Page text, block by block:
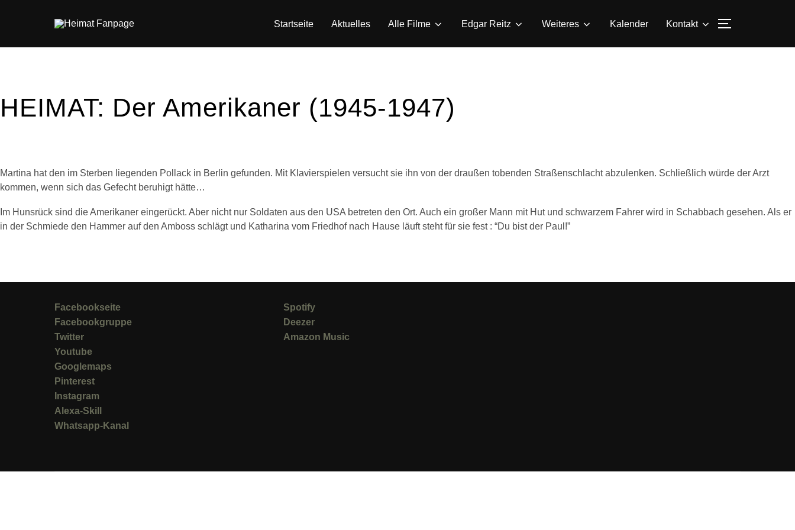
Startseite Aktuelles Alle Filme Edgar Reitz Weiteres Kalender Kontakt
HEIMAT: Der Amerikaner (1945-1947)
Martina hat den im Sterben liegenden Pollack in Berlin gefunden. Mit Klavierspielen versucht sie ihn von der draußen tobenden Straßenschlacht abzulenken. Schließlich würde der Arzt
kommen, wenn sich das Gefecht beruhigt hätte…
Im Hunsrück sind die Amerikaner eingerückt. Aber nicht nur Soldaten aus den USA betreten den Ort. Auch ein großer Mann mit Hut und schwarzem Fahrer wird in Schabbach gesehen. Als er
in der Schmiede den Hammer auf den Amboss schlägt und Katharina vom Friedhof nach Hause läuft steht für sie fest : “Du bist der Paul!”
Facebookseite
Facebookgruppe
Twitter
Youtube
Googlemaps
Pinterest
Instagram
Alexa-Skill
Whatsapp-Kanal
Spotify
Deezer
Amazon Music